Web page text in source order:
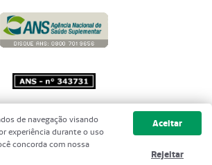
2001 - 2026 Unimed do
- Todos os direitos reservados
de navegação visando
experiência durante o uso
concorda com nossa
Aceitar
Rejeitar